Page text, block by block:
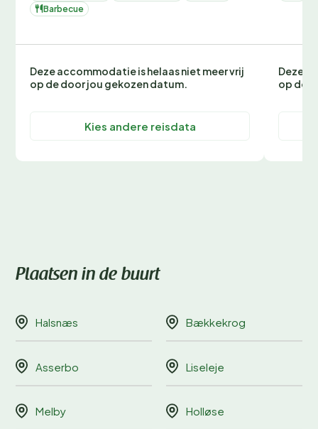
Barbecue
Deze accommodatie is helaas niet meer vrij
op de door jou gekozen datum.
Kies andere reisdata
Deze
op de
Plaatsen in de buurt
Halsnæs Bækkekrog
Asserbo Liseleje
Melby Holløse